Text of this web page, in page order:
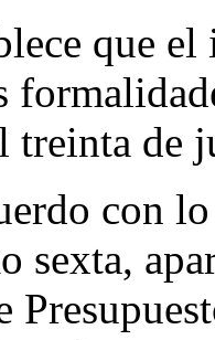
que
de
con
sexta,